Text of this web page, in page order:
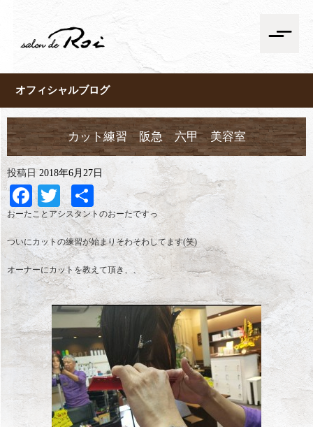
オフィシャルブログ
カット練習 阪急 六甲 美容室
投稿日 2018年6月27日
Facebook
Twitter
共
有
おーたことアシスタントのおーたですっ
ついにカットの練習が始まりそわそわしてます(笑)
オーナーにカットを教えて頂き、、